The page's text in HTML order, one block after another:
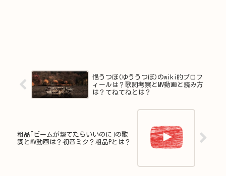
悒うつぼ(ゆううつぼ)のwiki的プロフ
ィールは？歌詞考察とMV動画と読み方
は？てねてねとは？
粗品｢ビームが撃てたらいいのに｣の歌
詞とMV動画は？初音ミク？粗品Pとは？